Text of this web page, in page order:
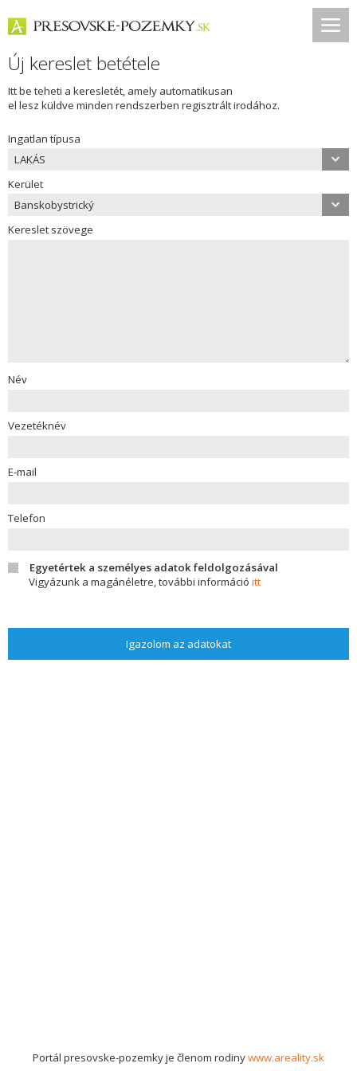
Új kereslet betétele
Itt be teheti a keresletét, amely automatikusan
el lesz küldve minden rendszerben regisztrált irodához.
Ingatlan típusa
LAKÁS
Kerület
Banskobystrický
Kereslet szövege
Név
Vezetéknév
E-mail
Telefon
Egyetértek a személyes adatok feldolgozásával
Vigyázunk a magánéletre, további információ itt
Portál presovske-pozemky je členom rodinywww.areality.sk